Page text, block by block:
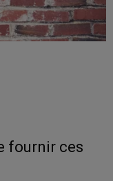
fournir ces